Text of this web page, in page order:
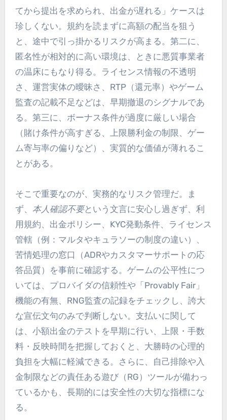
てから提出を求められ、出金が遅れる」ケースは
珍しくない。規約を読まずに高額の配当を狙う
と、途中で引っ掛かるリスクが高まる。第二に、
匿名性が相対的に高い環境は、ときに悪質事業者
の温床にもなり得る。ライセンス情報の不透明
さ、運営実体の曖昧さ、RTP（還元率）やゲーム
監査の記載不足などは、早期撤退のシグナルであ
る。第三に、ボーナス条件が過度に厳しい場合
（賭け条件が高すぎる、上限勝利金の制限、ゲー
ム寄与率の偏りなど）、実質的な価値が薄れるこ
とがある。
そこで重要なのが、実務的なリスク管理だ。ま
ず、 本人確認不要という文言に安心し過ぎず、利
用規約、出金ポリシー、KYC発動条件、ライセンス
管轄（例：マルタやキュラソーの制度の違い）、
苦情処理の窓口（ADRやカスタマーサポートの応
答品質）を事前に確認する。ゲームの公平性につ
いては、プロバイダの信頼性や「Provably Fair」
機能の有無、RNG監査の記録をチェックし、誇大
な宣伝文句のみで判断しない。支払いに関して
は、小額出金のテストを早期に行い、上限・手数
料・反映時間を把握しておくと、大勝時の心理的
負担を大幅に軽減できる。さらに、自己排除や入
金制限などの責任ある遊び（RG）ツールが備わっ
ているかも、長期的には安全性の大切な指標にな
る。